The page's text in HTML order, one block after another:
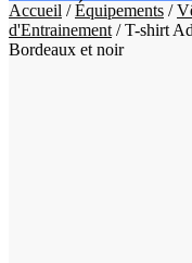
Accueil /Équipements /
d'Entrainement /T-shirt
Bordeaux et noir